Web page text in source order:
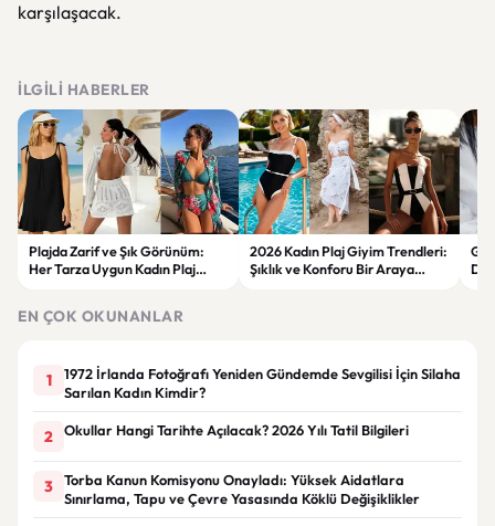
karşılaşacak.
İLGILI HABERLER
Plajda Zarif ve Şık Görünüm:
Her Tarza Uygun Kadın Plaj
2026 Kadın Plaj Giyim Trendleri:
Şıklık ve Konforu Bir Araya
EN ÇOK OKUNANLAR
1
1972 İrlanda Fotoğrafı Yeniden Gündemde Sevgilisi İçin Silaha
Sarılan Kadın Kimdir?
2 Okullar Hangi Tarihte Açılacak? 2026 Yılı Tatil Bilgileri
3
Torba Kanun Komisyonu Onayladı: Yüksek Aidatlara
Sınırlama, Tapu ve Çevre Yasasında Köklü Değişiklikler